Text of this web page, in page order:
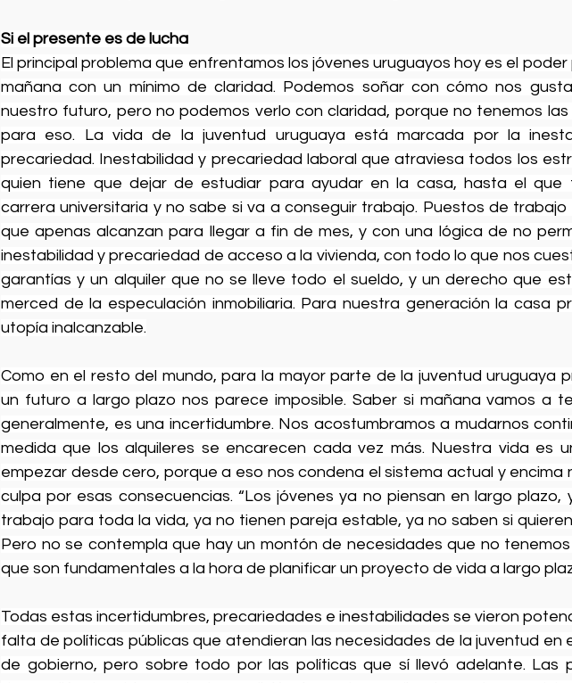
Si el presente es de lucha
El principal problema que enfrentamos los jóvenes uruguayos hoy es el poder
mañana con un mínimo de claridad. Podemos soñar con cómo nos
nuestro futuro, pero no podemos verlo con claridad, porque no tenemos las
para eso. La vida de la juventud uruguaya está marcada por la
precariedad. Inestabilidad y precariedad laboral que atraviesa todos los
quien tiene que dejar de estudiar para ayudar en la casa, hasta el que
carrera universitaria y no sabe si va a conseguir trabajo. Puestos de trabajo
que apenas alcanzan para llegar a fin de mes, y con una lógica de no
inestabilidad y precariedad de acceso a la vivienda, con todo lo que nos
garantías y un alquiler que no se lleve todo el sueldo, y un derecho que
merced de la especulación inmobiliaria. Para nuestra generación la casa
utopía inalcanzable.
Como en el resto del mundo, para la mayor parte de la juventud uruguaya
un futuro a largo plazo nos parece imposible. Saber si mañana vamos a
generalmente, es una incertidumbre. Nos acostumbramos a mudarnos
medida que los alquileres se encarecen cada vez más. Nuestra vida es
empezar desde cero, porque a eso nos condena el sistema actual y encima
culpa por esas consecuencias. “Los jóvenes ya no piensan en largo plazo,
trabajo para toda la vida, ya no tienen pareja estable, ya no saben si quieren
Pero no se contempla que hay un montón de necesidades que no
que son fundamentales a la hora de planificar un proyecto de vida a largo
Todas estas incertidumbres, precariedades e inestabilidades se vieron
falta de políticas públicas que atendieran las necesidades de la juventud en
de gobierno, pero sobre todo por las políticas que sí llevó adelante. Las